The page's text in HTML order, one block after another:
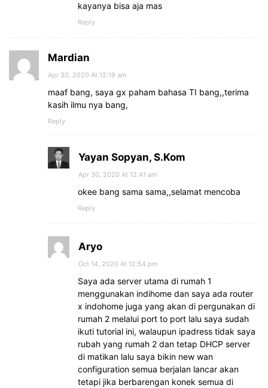
kayanya bisa aja mas
Reply
Mardian
Apr 30, 2020 At 12:19 am
maaf bang, saya gx paham bahasa TI bang,,terima
kasih ilmu nya bang,
Reply
Yayan Sopyan, S.Kom
Apr 30, 2020 At 12:41 am
okee bang sama sama,,selamat mencoba
Reply
Aryo
Oct 14, 2020 At 12:54 pm
Saya ada server utama di rumah 1
menggunakan indihome dan saya ada router
x indohome juga yang akan di pergunakan di
rumah 2 melalui port to port lalu saya sudah
ikuti tutorial ini, walaupun ipadress tidak saya
rubah yang rumah 2 dan tetap DHCP server
di matikan lalu saya bikin new wan
configuration semua berjalan lancar akan
tetapi jika berbarengan konek semua di